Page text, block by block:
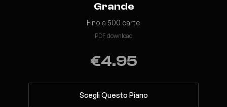
Grande
Fino a 500 carte
PDF download
€4.95
Scegli Questo Piano